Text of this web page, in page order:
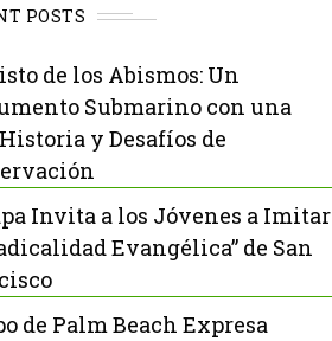
POSTS
de los Abismos: Un
Submarino con una
y Desafíos de
Invita a los Jóvenes a Imitar
Evangélica” de San
de Palm Beach Expresa